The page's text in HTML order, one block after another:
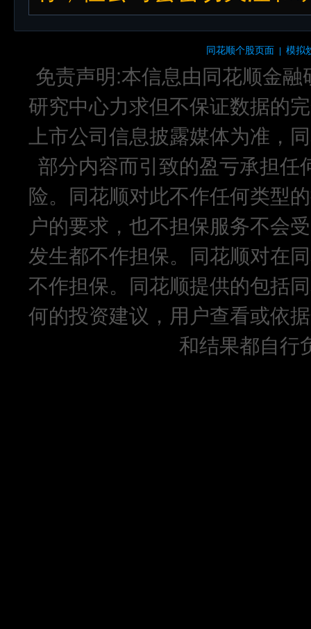
同花顺个股页面 | 模拟
免责声明:本信息由同花顺金
研究中心力求但不保证数据的
上市公司信息披露媒体为准，
部分内容而引致的盈亏承担任
险。同花顺对此不作任何类型
户的要求，也不担保服务不会
发生都不作担保。同花顺对在
不作担保。同花顺提供的包括
何的投资建议，用户查看或依
和结果都自行